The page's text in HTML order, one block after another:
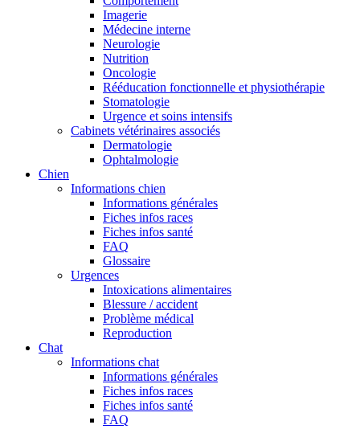
Imagerie
Médecine interne
Neurologie
Nutrition
Oncologie
Rééducation fonctionnelle et physiothérapie
Stomatologie
Urgence et soins intensifs
Cabinets vétérinaires associés
Dermatologie
Ophtalmologie
Chien
Informations chien
Informations générales
Fiches infos races
Fiches infos santé
FAQ
Glossaire
Urgences
Intoxications alimentaires
Blessure / accident
Problème médical
Reproduction
Chat
Informations chat
Informations générales
Fiches infos races
Fiches infos santé
FAQ